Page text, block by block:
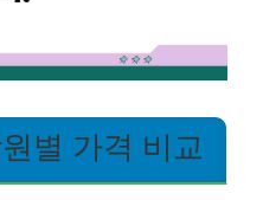
별 가격 비교